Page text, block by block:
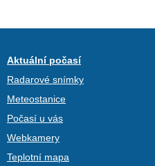
Aktuální počasí
Radarové snímky
Meteostanice
Počasí u vás
Webkamery
Teplotní mapa